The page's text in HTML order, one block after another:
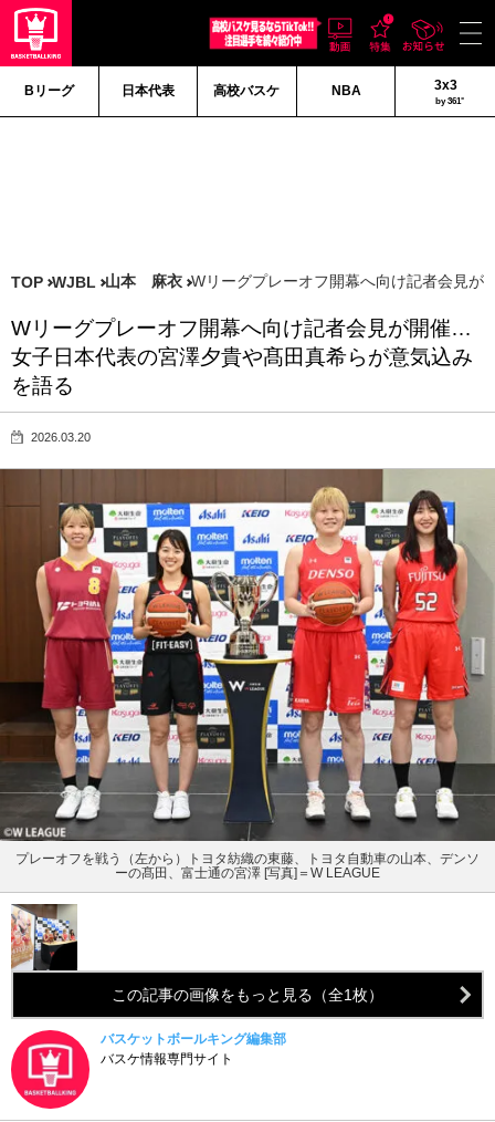
Bリーグ 日本代表 高校バスケ NBA 3x3
by 361°
TOP WJBL 山本 麻衣 Wリーグプレーオフ開幕へ向け記者会見
Wリーグプレーオフ開幕へ向け記者会見が開催…
女子日本代表の宮澤夕貴や髙田真希らが意気込み
を語る
2026.03.20
プレーオフを戦う（左から）トヨタ紡織の東藤、トヨタ自動車の山本、デンソ
ーの髙田、富士通の宮澤 [写真]＝W LEAGUE
この記事の画像をもっと見る（全1枚）
バスケットボールキング編集部
バスケ情報専門サイト